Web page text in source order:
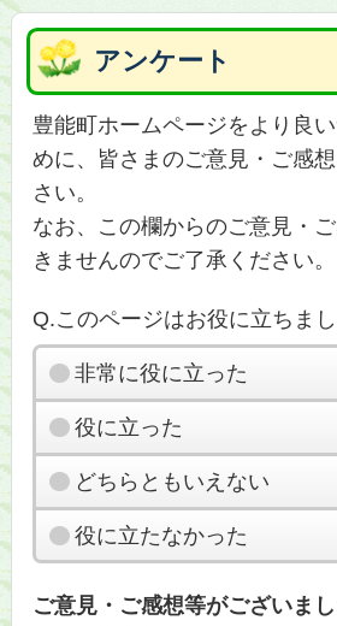
アンケート
豊能町ホームページをより良
めに、皆さまのご意見・ご感
さい。
なお、この欄からのご意見・
きませんのでご了承ください。
Q.このページはお役に立ちま
非常に役に立った
役に立った
どちらともいえない
役に立たなかった
ご意見・ご感想等がございま